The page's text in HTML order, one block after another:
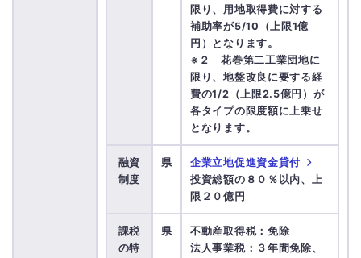
限り、用地取得費に対する
補助率が5/10（上限1億
円）となります。
※２ 花巻第二工業団地に
限り、地盤改良に要する経
費の1/2（上限2.5億円）が
各タイプの限度額に上乗せ
となります。
融資
制度
県
企業立地促進資金貸付
投資総額の８０％以内、上
限２０億円
課税
の特
県
不動産取得税：免除
法人事業税：３年間免除、